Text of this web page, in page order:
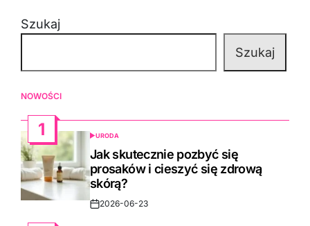
Szukaj
Szukaj
NOWOŚCI
1
POSTED
IN
URODA
Jak skutecznie pozbyć się
prosaków i cieszyć się zdrową
skórą?
Post2026-06-23